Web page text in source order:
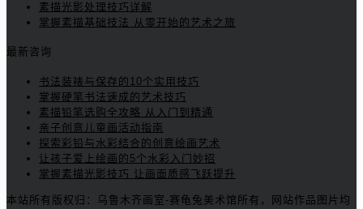
素描光影处理技巧详解
掌握素描基础技法 从零开始的艺术之旅
最新咨询
书法装裱与保存的10个实用技巧
掌握硬笔书法速成的艺术技巧
素描铅笔选购全攻略 从入门到精通
亲子创意儿童画活动指南
探索彩铅与水彩结合的创意绘画艺术
让孩子爱上绘画的5个水彩入门妙招
掌握素描光影技巧 让画面质感飞跃提升
本站所有版权归：乌鲁木齐画室-赛龟兔美术馆所有，网站作品图片均